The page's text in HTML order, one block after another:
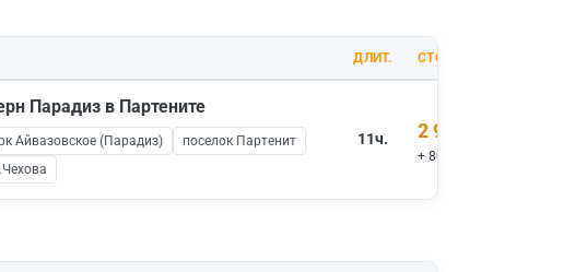
ДЛИТ. СТОИМОСТЬ
Парадиз в Партените
Айвазовское (Парадиз)
поселок Партенит
11ч. 2 900 ₽
+ 800 ₽ вх.билеты